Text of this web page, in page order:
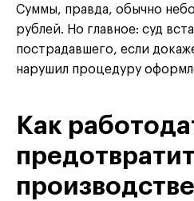
Суммы, правда, обычно
рублей. Но главное: суд
пострадавшего, если
нарушил процедуру
Как